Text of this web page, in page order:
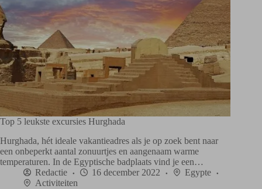
Top 5 leukste excursies Hurghada
Hurghada, hét ideale vakantieadres als je op zoek bent naar
een onbeperkt aantal zonuurtjes en aangenaam warme
temperaturen. In de Egyptische badplaats vind je een…
Redactie
16 december 2022
Egypte
Activiteiten